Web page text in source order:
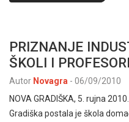
PRIZNANJE
ŠKOLI I
Autor Novagra - 06/09/2010
NOVA GRADIŠKA, 5. rujna
Gradiška postala je škola